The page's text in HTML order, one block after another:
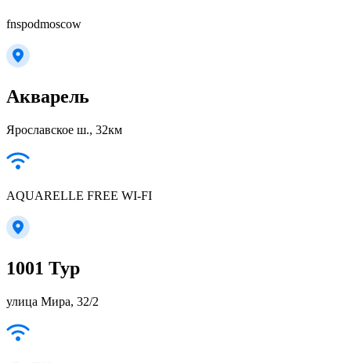
fnspodmoscow
Акварель
Ярославское ш., 32км
AQUARELLE FREE WI-FI
1001 Тур
улица Мира, 32/2